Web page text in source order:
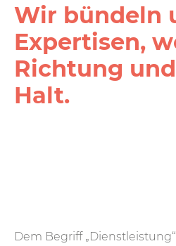
Wir bündeln
Expertisen,
Richtung
Halt.
Dem Begriff